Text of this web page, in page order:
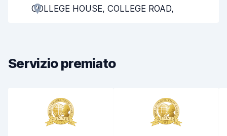
Rapidità del ritiro
Pulizia del veicolo
COLLEGE HOUSE, COLLEGE ROAD,
Servizio premiato